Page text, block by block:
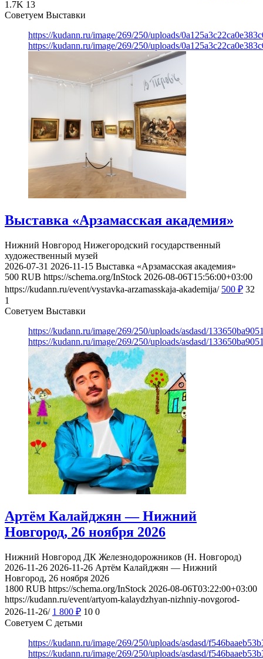
1.7K 13
Советуем Выставки
https://kudann.ru/image/269/250/uploads/
https://kudann.ru/image/269/250/uploads/
Выставка «Арзамасская академия»
Нижний Новгород Нижегородский государственный
художественный музей
2026-07-31 2026-11-15 Выставка «Арзамасская академия»
500 RUB https://schema.org/InStock 2026-08-06T15:56:00+03:00
https://kudann.ru/event/vystavka-arzamasskaja-akademija/ 500 ₽ 32
1
Советуем Выставки
https://kudann.ru/image/269/250/uploads/asdasd/
https://kudann.ru/image/269/250/uploads/asdasd/
Артём Калайджян — Нижний
Новгород, 26 ноября 2026
Нижний Новгород ДК Железнодорожников (Н. Новгород)
2026-11-26 2026-11-26 Артём Калайджян — Нижний
Новгород, 26 ноября 2026
1800 RUB https://schema.org/InStock 2026-08-06T03:22:00+03:00
https://kudann.ru/event/artyom-kalaydzhyan-nizhniy-novgorod-
2026-11-26/ 1 800 ₽ 10 0
Советуем С детьми
https://kudann.ru/image/269/250/uploads/asdasd/
https://kudann.ru/image/269/250/uploads/asdasd/